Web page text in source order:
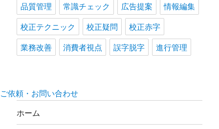
品質管理
常識チェック 広告提案
情報編集
校正テクニック
校正疑問
校正赤字
業務改善
消費者視点 誤字脱字 進行管理
ご依頼・お問い合わせ
ホーム